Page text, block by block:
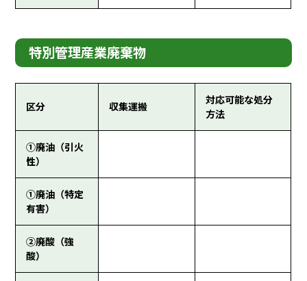
特別管理産業廃棄物
区分 収集運搬
対応可能な処分
方法
①廃油（引火
性）
①廃油（特定
有害）
②廃酸（強
酸）